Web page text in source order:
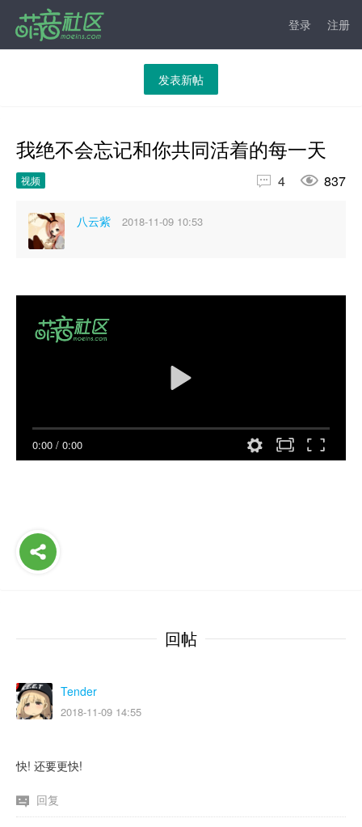
登录 注册
发表新帖
我绝不会忘记和你共同活着的每一天
视频  4  837
八云紫 2018-11-09 10:53
0:00 / 0:00
回帖
Tender
2018-11-09 14:55
快! 还要更快!
回复